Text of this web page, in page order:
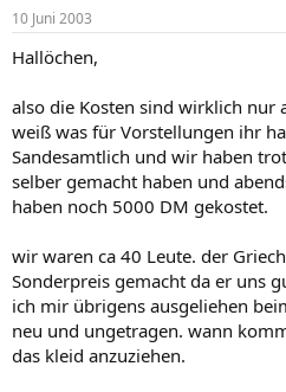
10 Juni 2003
Hallöchen,
also die Kosten sind wirklich nur
weiß was für Vorstellungen ihr
Sandesamtlich und wir haben
selber gemacht haben und
haben noch 5000 DM gekostet.
wir waren ca 40 Leute. der
Sonderpreis gemacht da er uns
ich mir übrigens ausgeliehen
neu und ungetragen. wann
das kleid anzuziehen.